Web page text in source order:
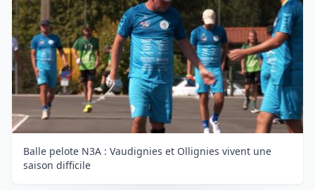
Balle pelote N3A : Vaudignies et Ollignies vivent une
saison difficile